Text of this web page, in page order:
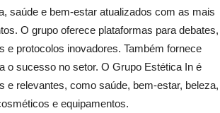
saúde e bem-estar atualizados com as mais
O grupo oferece plataformas para debates,
e protocolos inovadores. Também fornece
o sucesso no setor. O Grupo Estética In é
e relevantes, como saúde, bem-estar, beleza,
e equipamentos.